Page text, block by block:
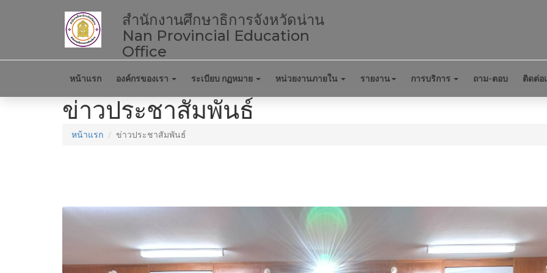
สำนักงานศึกษาธิการจังหวัดน่าน
Nan Provincial Education
Office
หน้าแรก องค์กรของเรา ระเบียบ กฏหมาย หน่วยงานภายใน รายงาน การบริการ ถาม-ตอบ ติดต่อ
ข่าวประชาสัมพันธ์
หน้าแรก ข่าวประชาสัมพันธ์